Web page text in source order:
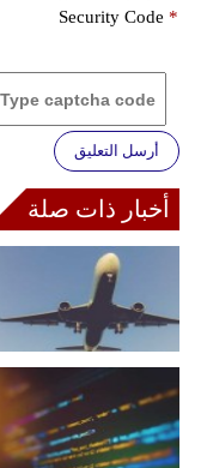
Security Code *
أرسل التعليق
أخبار ذات صلة